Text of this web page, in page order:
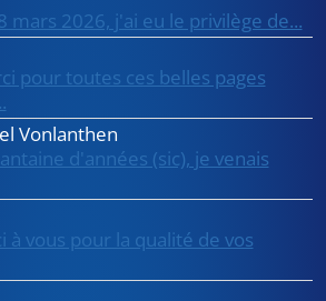
mars 2026, j'ai eu le privilège de...
pour toutes ces belles pages
Vonlanthen
d'années (sic), je venais
à vous pour la qualité de vos